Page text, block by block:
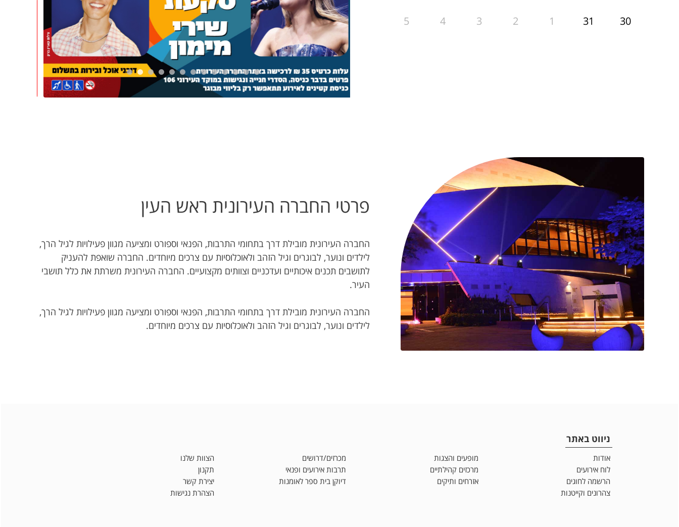
5 4 3 2 1 31 30
פרטי החברה העירונית ראש העין
החברה העירונית מובילת דרך בתחומי התרבות, הפנאי וספורט ומציעה מגוון פעילויות לגיל הרך,
לילדים ונוער, לבוגרים וגיל הזהב ולאוכלוסיות עם צרכים מיוחדים. החברה שואפת להעניק
לתושבים תכנים איכותיים ועדכניים וצוותים מקצועיים. החברה העירונית משרתת את כלל תושבי
העיר.
החברה העירונית מובילת דרך בתחומי התרבות, הפנאי וספורט ומציעה מגוון פעילויות לגיל הרך,
לילדים ונוער, לבוגרים וגיל הזהב ולאוכלוסיות עם צרכים מיוחדים.
ניווט באתר
אודות
לוח אירועים
הרשמה לחוגים
צהרונים וקייטנות
מופעים והצגות
מרכזים קהילתיים
אזרחים ותיקים
מכרזים/דרושים
תרבות אירועים ופנאי
דיוקן בית ספר לאומנות
הצוות שלנו
תקנון
יצירת קשר
הצהרת נגישות